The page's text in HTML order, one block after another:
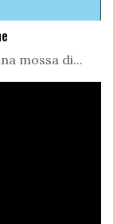
mossa di...